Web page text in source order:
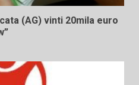
(AG) vinti 20mila euro